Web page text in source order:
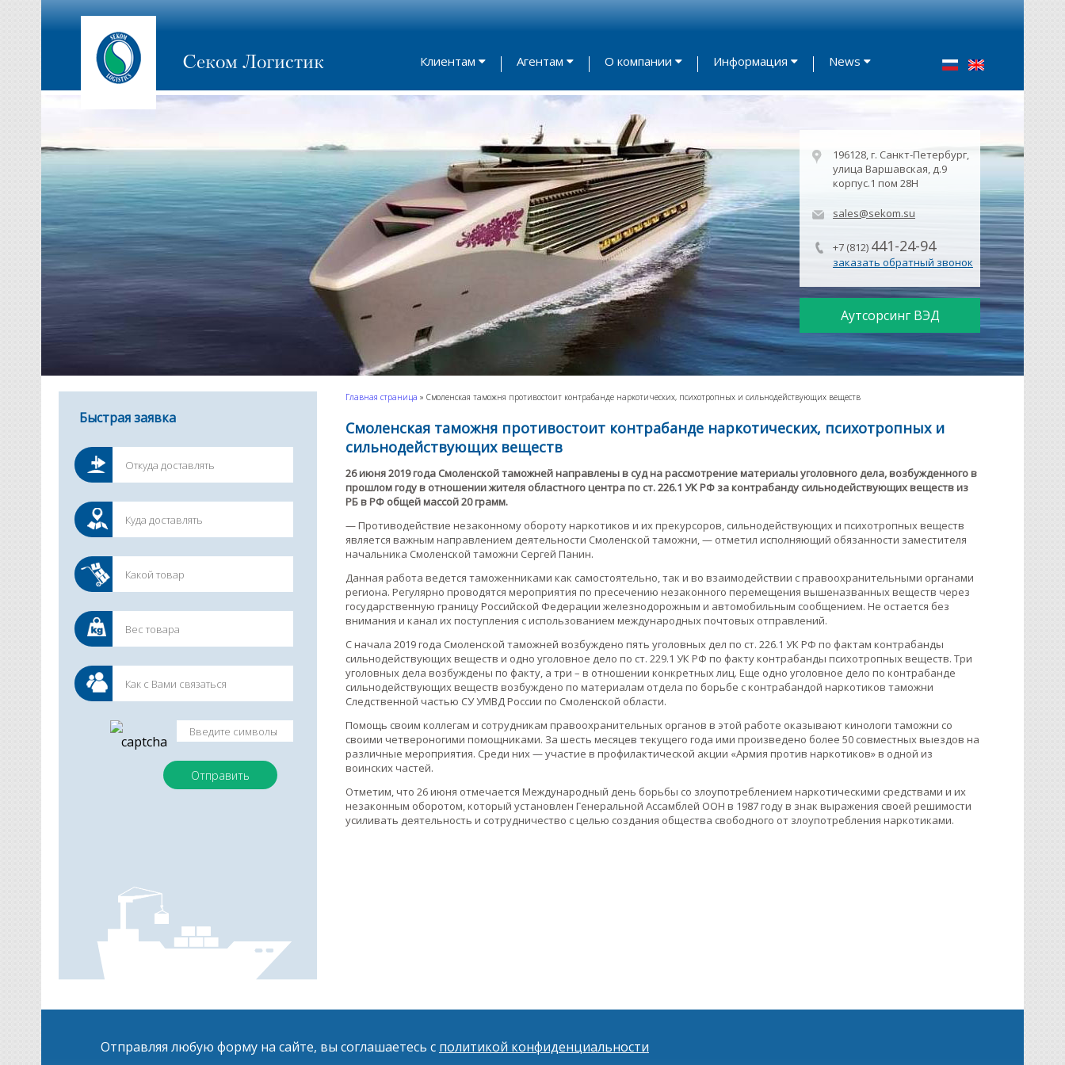
Секом Логистик Клиентам Агентам О компании Информация News
196128, г. Санкт-Петербург,
улица Варшавская, д.9
корпус.1 пом 28Н
sales@sekom.su
+7 (812) 441-24-94
заказать обратный звонок
Аутсорсинг ВЭД
Быстрая заявка
Главная страница » Смоленская таможня противостоит контрабанде наркотических, психотропных и сильнодействующих веществ
Смоленская таможня противостоит контрабанде наркотических, психотропных и
сильнодействующих веществ
26 июня 2019 года Смоленской таможней направлены в суд на рассмотрение материалы уголовного дела, возбужденного в
прошлом году в отношении жителя областного центра по ст. 226.1 УК РФ за контрабанду сильнодействующих веществ из
РБ в РФ общей массой 20 грамм.
— Противодействие незаконному обороту наркотиков и их прекурсоров, сильнодействующих и психотропных веществ
является важным направлением деятельности Смоленской таможни, — отметил исполняющий обязанности заместителя
начальника Смоленской таможни Сергей Панин.
Данная работа ведется таможенниками как самостоятельно, так и во взаимодействии с правоохранительными органами
региона. Регулярно проводятся мероприятия по пресечению незаконного перемещения вышеназванных веществ через
государственную границу Российской Федерации железнодорожным и автомобильным сообщением. Не остается без
внимания и канал их поступления с использованием международных почтовых отправлений.
С начала 2019 года Смоленской таможней возбуждено пять уголовных дел по ст. 226.1 УК РФ по фактам контрабанды
сильнодействующих веществ и одно уголовное дело по ст. 229.1 УК РФ по факту контрабанды психотропных веществ. Три
уголовных дела возбуждены по факту, а три – в отношении конкретных лиц. Еще одно уголовное дело по контрабанде
сильнодействующих веществ возбуждено по материалам отдела по борьбе с контрабандой наркотиков таможни
Следственной частью СУ УМВД России по Смоленской области.
Помощь своим коллегам и сотрудникам правоохранительных органов в этой работе оказывают кинологи таможни со
своими четвероногими помощниками. За шесть месяцев текущего года ими произведено более 50 совместных выездов на
различные мероприятия. Среди них — участие в профилактической акции «Армия против наркотиков» в одной из
воинских частей.
Отметим, что 26 июня отмечается Международный день борьбы со злоупотреблением наркотическими средствами и их
незаконным оборотом, который установлен Генеральной Ассамблей ООН в 1987 году в знак выражения своей решимости
усиливать деятельность и сотрудничество с целью создания общества свободного от злоупотребления наркотиками.
Отправляя любую форму на сайте, вы соглашаетесь с политикой конфиденциальности